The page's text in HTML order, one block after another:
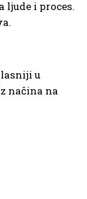
ljude i proces.
u
načina na